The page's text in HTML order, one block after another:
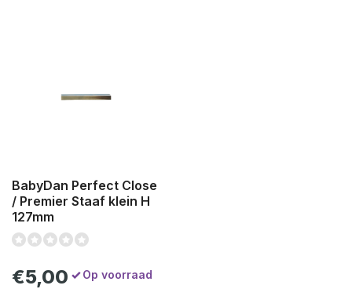
BabyDan Perfect Close
/ Premier Staaf klein H
127mm
€5,00 Op voorraad